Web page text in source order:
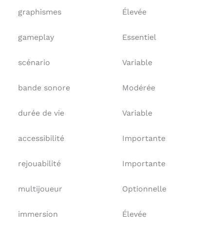
graphismes Élevée
gameplay Essentiel
scénario Variable
bande sonore Modérée
durée de vie Variable
accessibilité Importante
rejouabilité Importante
multijoueur Optionnelle
immersion Élevée